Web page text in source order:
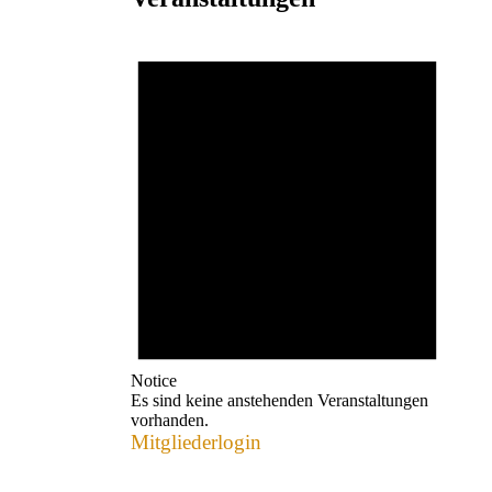
Notice
Es sind keine anstehenden Veranstaltungen
vorhanden.
Mitgliederlogin